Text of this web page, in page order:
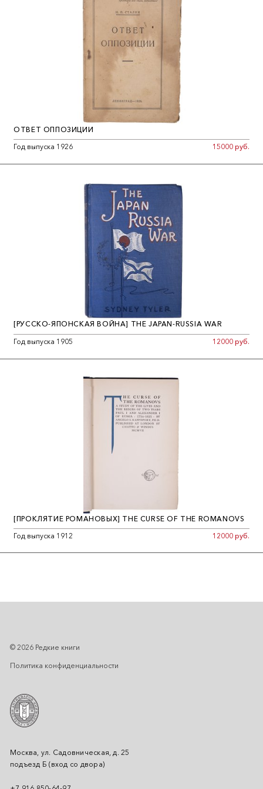
патриотический уклон, а также за односторонние суждения о
роли исторических личностей. По мнению А. Е. Преснякова,
все научные интересы Н. Д. Чечулина питались его крепким и
искренним национальным патриотизмом.
ОТВЕТ ОППОЗИЦИИ
Год выпуска 1926
15000 руб.
[РУССКО-ЯПОНСКАЯ ВОЙНА] THE JAPAN-RUSSIA WAR
Год выпуска 1905
12000 руб.
[ПРОКЛЯТИЕ РОМАНОВЫХ] THE CURSE OF THE ROMANOVS
Год выпуска 1912
12000 руб.
Москва, ул. Садовническая, д. 25
подъезд Б (вход со двора)
© 2026 Редкие книги
Политика конфиденциальности